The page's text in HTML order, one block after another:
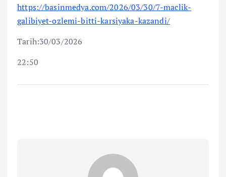
https://basinmedya.com/2026/03/30/7-maclik-
galibiyet-ozlemi-bitti-karsiyaka-kazandi/
Tarih:30/03/2026
22:50